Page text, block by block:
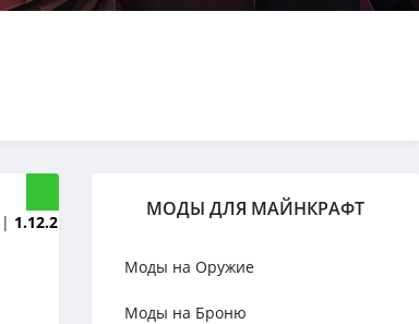
| 1.12.2
МОДЫ ДЛЯ МАЙНКРАФТ
Моды на Оружие
Моды на Броню